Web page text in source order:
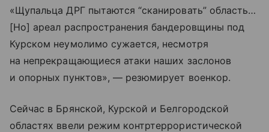
«Щупальца ДРГ пытаются “сканировать” область…
[Но] ареал распространения бандеровщины под
Курском неумолимо сужается, несмотря
на непрекращающиеся атаки наших заслонов
и опорных пунктов», — резюмирует военкор.
Сейчас в Брянской, Курской и Белгородской
областях ввели режим контртеррористической